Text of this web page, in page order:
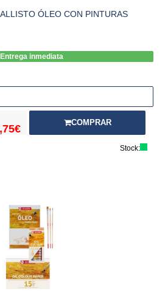
ÓLEO CON PINTURAS
Entrega inmediata
COMPRAR
Stock: